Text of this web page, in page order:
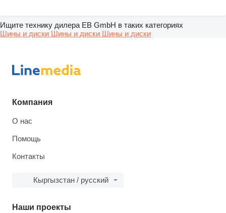
Ищите технику дилера EB GmbH в таких категориях
Шины и диски Шины и диски Шины и диски
Компания
О нас
Помощь
Контакты
Кыргызстан / русский
Наши проекты